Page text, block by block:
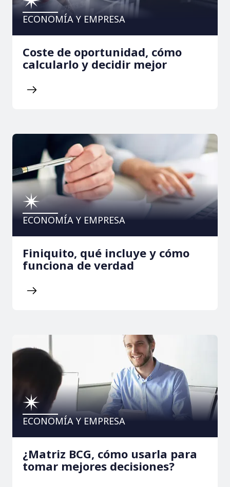
ECONOMÍA Y EMPRESA
Coste de oportunidad, cómo
calcularlo y decidir mejor
ECONOMÍA Y EMPRESA
Finiquito, qué incluye y cómo
funciona de verdad
ECONOMÍA Y EMPRESA
¿Matriz BCG, cómo usarla para
tomar mejores decisiones?